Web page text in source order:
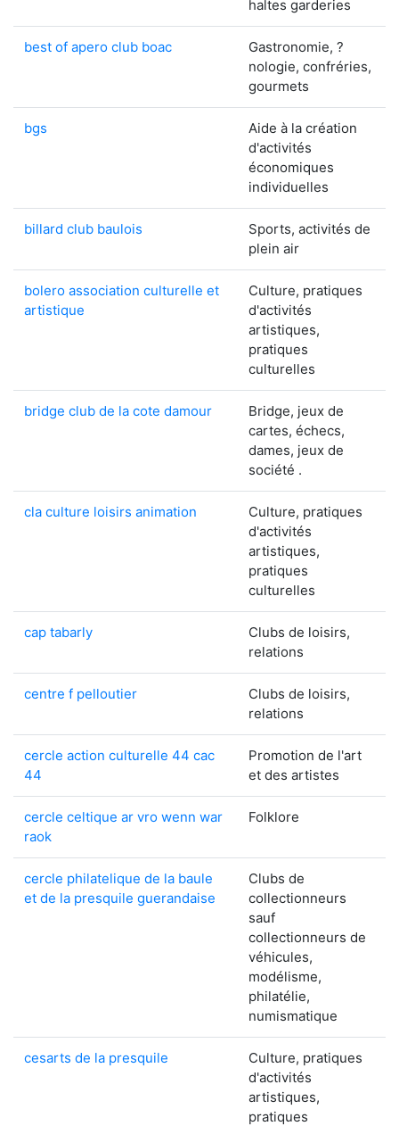
haltes garderies
best of apero club boac
Gastronomie, ?
nologie, confréries,
gourmets
bgs
Aide à la création
d'activités
économiques
individuelles
billard club baulois
Sports, activités de
plein air
bolero association culturelle et
artistique
Culture, pratiques
d'activités
artistiques,
pratiques
culturelles
bridge club de la cote damour
Bridge, jeux de
cartes, échecs,
dames, jeux de
société .
cla culture loisirs animation
Culture, pratiques
d'activités
artistiques,
pratiques
culturelles
cap tabarly
Clubs de loisirs,
relations
centre f pelloutier
Clubs de loisirs,
relations
cercle action culturelle 44 cac
44
Promotion de l'art
et des artistes
cercle celtique ar vro wenn war
raok
Folklore
cercle philatelique de la baule
et de la presquile guerandaise
Clubs de
collectionneurs
sauf
collectionneurs de
véhicules,
modélisme,
philatélie,
numismatique
cesarts de la presquile
Culture, pratiques
d'activités
artistiques,
pratiques